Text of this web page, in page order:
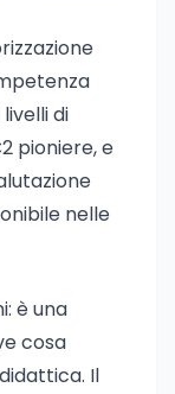
di
pioniere, e
nelle
è una
cosa
Il